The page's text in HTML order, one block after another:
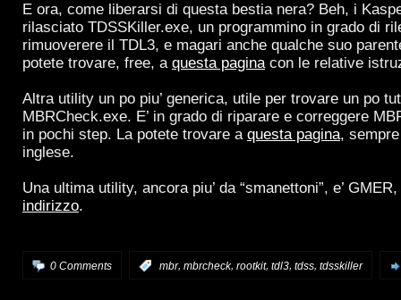
E ora, come liberarsi di questa bestia nera? Beh, i
rilasciato TDSSKiller.exe, un programmino in grado di
rimuoverere il TDL3, e magari anche qualche suo
potete trovare, free, a questa paginacon le relative
Altra utility un po piu’ generica, utile per trovare un po
MBRCheck.exe. E’ in grado di riparare e correggere
in pochi step. La potete trovare a questa pagina,
inglese.
Una ultima utility, ancora piu’ da “smanettoni”, e’
indirizzo.
0 Comments mbr, mbrcheck, rootkit, tdl3, tdss, tdsskiller